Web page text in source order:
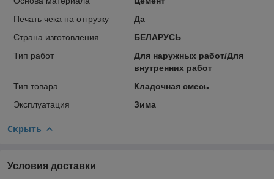
Печать чека на отгрузку
Да
Страна изготовления
БЕЛАРУСЬ
Тип работ
Для наружных работ/Для
внутренних работ
Тип товара
Кладочная смесь
Эксплуатация
Зима
Скрыть
Условия доставки